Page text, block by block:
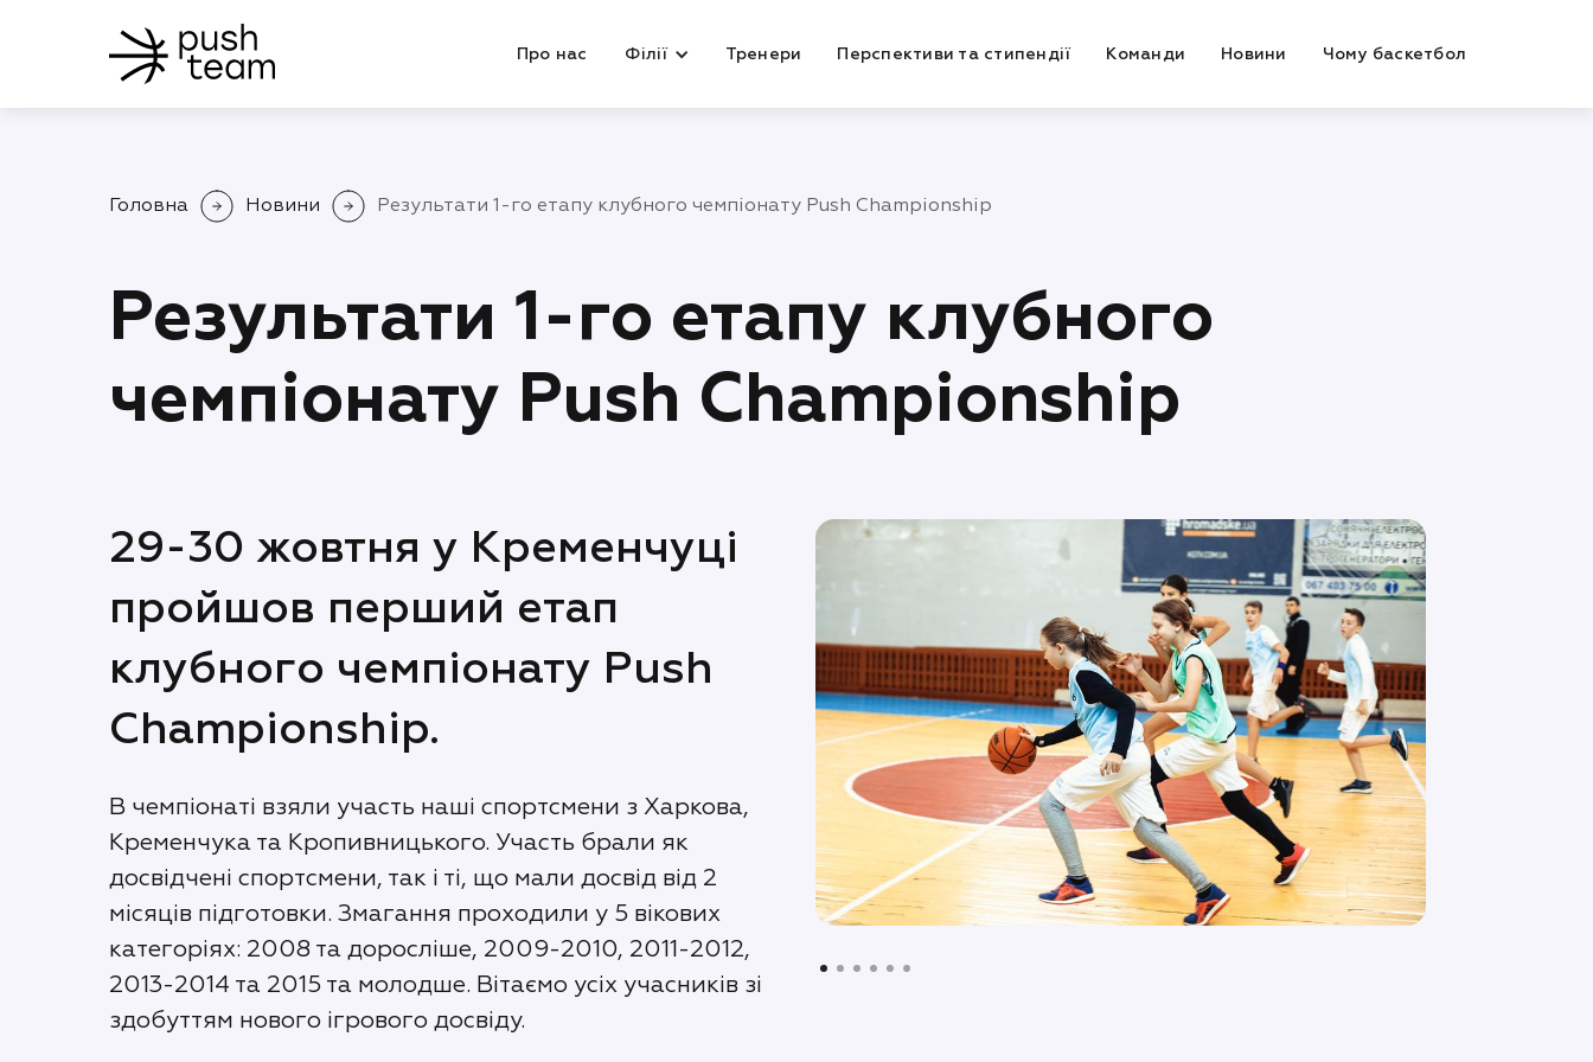
Про нас Філії Тренери Перспективи та стипендії Команди Новини Чому баскетбол
Головна Новини Результати 1-го етапу клубного чемпіонату Push Championship
Результати 1-го етапу клубного
чемпіонату Push Championship
29-30 жовтня у Кременчуці
пройшов перший етап
клубного чемпіонату Push
Championship.
В чемпіонаті взяли участь наші спортсмени з Харкова,
Кременчука та Кропивницького. Участь брали як
досвідчені спортсмени, так і ті, що мали досвід від 2
місяців підготовки. Змагання проходили у 5 вікових
категоріях: 2008 та доросліше, 2009-2010, 2011-2012,
2013-2014 та 2015 та молодше. Вітаємо усіх учасників зі
здобуттям нового ігрового досвіду.